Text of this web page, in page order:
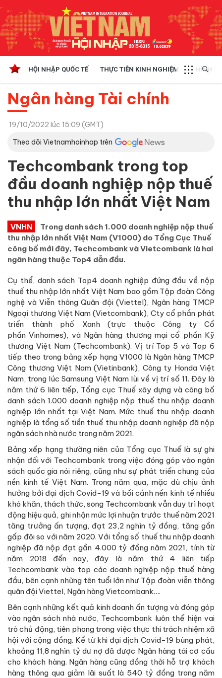
HỘI NHẬP QUỐC TẾ THỰC TIỄN KINH NGHIỆM CHÍNH
Ngân hàng Tài chính
19/10/2022 lúc 15:09 (GMT)
Theo dõi Vietnamhoinhap trên
Techcombank trong top
đầu doanh nghiệp nộp thuế
thu nhập lớn nhất Việt Nam
VNHN
Trong danh sách 1.000 doanh nghiệp nộp thuế
thu nhập lớn nhất Việt Nam (V1000) do Tổng Cục Thuế
công bố mới đây, Techcombank và Vietcombank là hai
ngân hàng thuộc Top4 dẫn đầu.
Cụ thể, danh sách Top4 doanh nghiệp đứng đầu về nộp
thuế thu nhập lớn nhất Việt Nam bao gồm Tập đoàn Công
nghệ và Viễn thông Quân đội (Viettel), Ngân hàng TMCP
Ngoại thương Việt Nam (Vietcombank), Cty cổ phần phát
triển thành phố Xanh (trực thuộc Công ty Cổ
phần Vinhomes), và Ngân hàng thương mại cổ phần Kỹ
thương Việt Nam (Techcombank). Vị trí Top 5 và Top 6
tiếp theo trong bảng xếp hạng V1000 là Ngân hàng TMCP
Công thương Việt Nam (Vietinbank), Công ty Honda Việt
Nam, trong lúc Samsung Việt Nam lùi về vị trí số 11. Đây là
năm thứ 6 liên tiếp, Tổng cục Thuế xây dựng và công bố
danh sách 1.000 doanh nghiệp nộp thuế thu nhập doanh
nghiệp lớn nhất tại Việt Nam. Mức thuế thu nhập doanh
nghiệp là tổng số tiền thuế thu nhập doanh nghiệp đã nộp
ngân sách nhà nước trong năm 2021.
Bảng xếp hạng thường niên của Tổng cục Thuế là sự ghi
nhận đối với Techcombank trong việc đóng góp vào ngân
sách quốc gia nói riêng, cũng như sự phát triển chung của
nền kinh tế Việt Nam. Trong năm qua, mặc dù chịu ảnh
hưởng bởi đại dịch Covid-19 và bối cảnh nền kinh tế nhiều
khó khăn, thách thức, song Techcombank vẫn duy trì hoạt
động hiệu quả, ghi nhận mức lợi nhuận trước thuế năm 2021
tăng trưởng ấn tượng, đạt 23,2 nghìn tỷ đồng, tăng gần
gấp đôi so với năm 2020. Với tổng số thuế thu nhập doanh
nghiệp đã nộp đạt gần 4.000 tỷ đồng năm 2021, tính từ
năm 2018 đến nay, đây là năm thứ 4 liên tiếp
Techcombank vào top các doanh nghiệp nộp thuế hàng
đầu, bên cạnh những tên tuổi lớn như Tập đoàn viễn thông
quân đội Viettel, Ngân hàng Vietcombank….
Bên cạnh những kết quả kinh doanh ấn tượng và đóng góp
vào ngân sách nhà nước, Techcombank luôn thể hiện vai
trò chủ động, tiên phong trong việc thực thi trách nhiệm xã
hội với cộng đồng. Kể từ khi đại dịch Covid-19 bùng phát,
khoảng 11,8 nghìn tỷ dư nợ đã được Ngân hàng tái cơ cấu
cho khách hàng. Ngân hàng cũng đồng thời hỗ trợ khách
hàng thông qua giảm lãi suất là 540 tỷ đồng trong năm